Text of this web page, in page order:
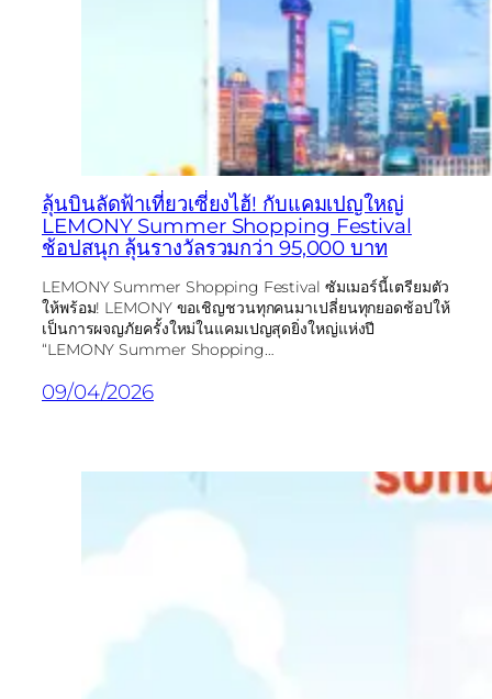
ลุ้นบินลัดฟ้าเที่ยวเซี่ยงไฮ้! กับแคมเปญใหญ่
LEMONY Summer Shopping Festival
ช้อปสนุก ลุ้นรางวัลรวมกว่า 95,000 บาท
LEMONY Summer Shopping Festival ซัมเมอร์นี้เตรียมตัว
ให้พร้อม! LEMONY ขอเชิญชวนทุกคนมาเปลี่ยนทุกยอดช้อปให้
เป็นการผจญภัยครั้งใหม่ในแคมเปญสุดยิ่งใหญ่แห่งปี
“LEMONY Summer Shopping…
09/04/2026